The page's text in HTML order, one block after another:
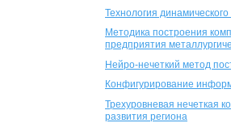
Технология
Методика построения
предприятия
Нейро-нечеткий метод
Конфигурирование
Трехуровневая нечеткая
развития региона